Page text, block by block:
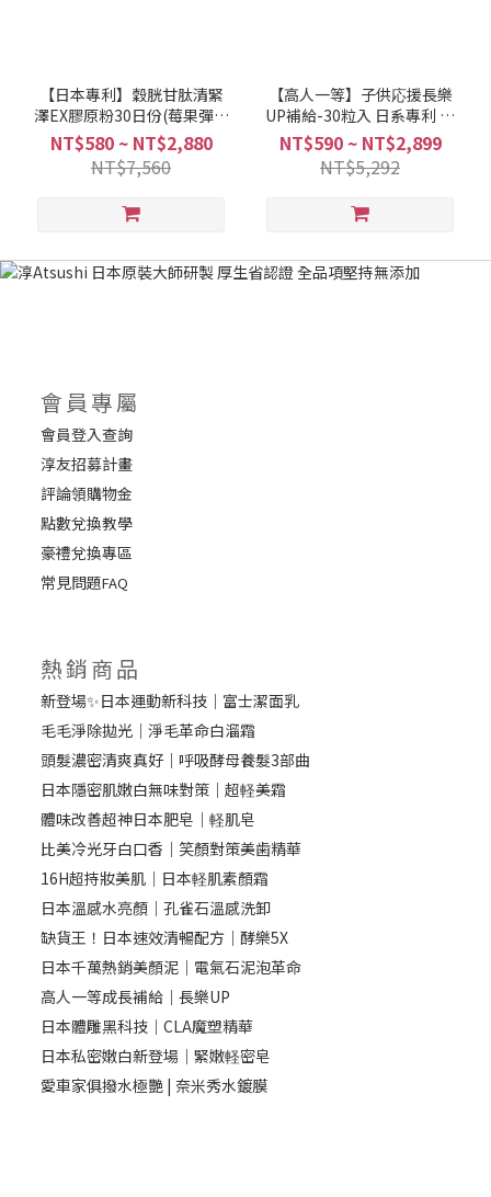
【日本專利】穀胱甘肽清緊
澤EX膠原粉30日份(莓果彈潤
版) 淳Atsushi®
NT$580 ~ NT$2,880
NT$7,560
【高人一等】子供応援長樂
UP補給-30粒入 日系專利 淳
Atsushi®
NT$590 ~ NT$2,899
NT$5,292
會員專屬
會員登入查詢
淳友招募計畫
評論領購物金
點數兌換教學
豪禮兌換專區
常見問題FAQ
熱銷商品
新登場✨日本運動新科技｜富士潔面乳
毛毛淨除拋光｜淨毛革命白溜霜
頭髮濃密清爽真好｜呼吸酵母養髮3部曲
日本隱密肌嫩白無味對策｜超軽美霜
體味改善超神日本肥皂｜軽肌皂
比美冷光牙白口香｜笑顏對策美歯精華
16H超持妝美肌｜日本軽肌素顏霜
日本溫感水亮顏｜孔雀石溫感洗卸
缺貨王！日本速效清暢配方｜酵樂5X
日本千萬熱銷美顏泥｜電氣石泥泡革命
高人一等成長補給｜長樂UP
日本體雕黑科技｜CLA魔塑精華
日本私密嫩白新登場｜緊嫩軽密皂
愛車家俱撥水極艷 | 奈米秀水鍍膜